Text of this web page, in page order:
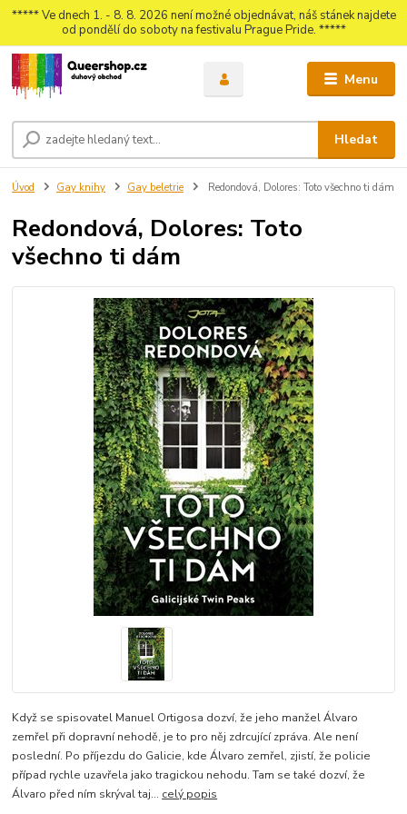
***** Ve dnech 1. - 8. 8. 2026 není možné objednávat, náš stánek najdete
od pondělí do soboty na festivalu Prague Pride. *****
Menu
Hledat
Úvod Gay knihy Gay beletrie Redondová, Dolores: Toto všechno ti dám
Redondová, Dolores: Toto
všechno ti dám
Když se spisovatel Manuel Ortigosa dozví, že jeho manžel Álvaro
zemřel při dopravní nehodě, je to pro něj zdrcující zpráva. Ale není
poslední. Po příjezdu do Galicie, kde Álvaro zemřel, zjistí, že policie
případ rychle uzavřela jako tragickou nehodu. Tam se také dozví, že
Álvaro před ním skrýval taj... celý popis